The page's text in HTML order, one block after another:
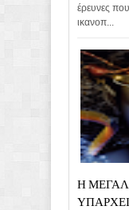
έρευνες
ικανοπ...
Η
ΥΠΑΡΧΕΙ